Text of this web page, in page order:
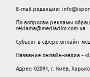
E-mail редакции:
По вопросам рекламы
reklama@mediadim.com.ua
Субъект в сфере онлайн-
Название онлайн-медиа -
Адрес: 02091, г. Киев,